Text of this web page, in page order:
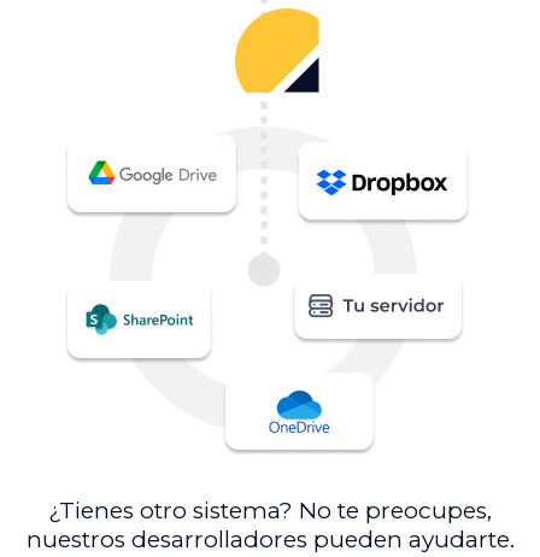
¿Tienes otro sistema? No te preocupes,
nuestros desarrolladores pueden ayudarte.